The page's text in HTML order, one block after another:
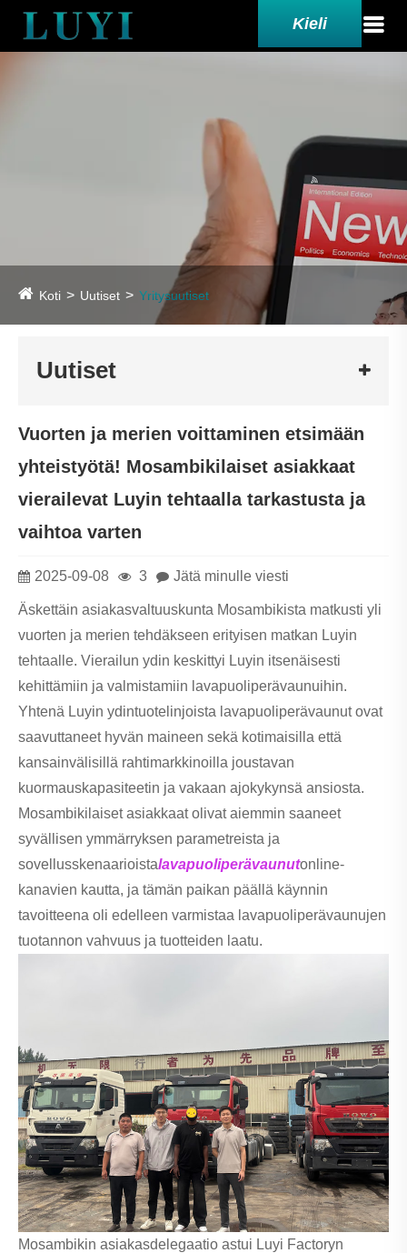
Kieli
Koti Uutiset Yritysuutiset
Uutiset
Vuorten ja merien voittaminen etsimään
yhteistyötä! Mosambikilaiset asiakkaat
vierailevat Luyin tehtaalla tarkastusta ja
vaihtoa varten
2025-09-08 3 Jätä minulle viesti
Äskettäin asiakasvaltuuskunta Mosambikista matkusti yli
vuorten ja merien tehdäkseen erityisen matkan Luyin
tehtaalle. Vierailun ydin keskittyi Luyin itsenäisesti
kehittämiin ja valmistamiin lavapuoliperävaunuihin.
Yhtenä Luyin ydintuotelinjoista lavapuoliperävaunut ovat
saavuttaneet hyvän maineen sekä kotimaisilla että
kansainvälisillä rahtimarkkinoilla joustavan
kuormauskapasiteetin ja vakaan ajokykynsä ansiosta.
Mosambikilaiset asiakkaat olivat aiemmin saaneet
syvällisen ymmärryksen parametreista ja
sovellusskenaarioistalavapuoliperävaunutonline-
kanavien kautta, ja tämän paikan päällä käynnin
tavoitteena oli edelleen varmistaa lavapuoliperävaunujen
tuotannon vahvuus ja tuotteiden laatu.
Mosambikin asiakasdelegaatio astui Luyi Factoryn